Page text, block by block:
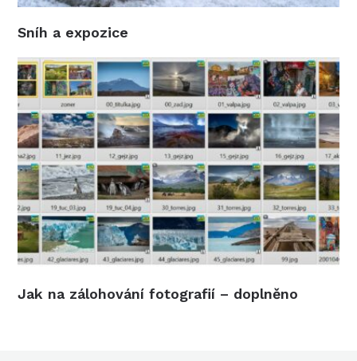
Sníh a expozice
Jak na zálohování fotografií – doplněno